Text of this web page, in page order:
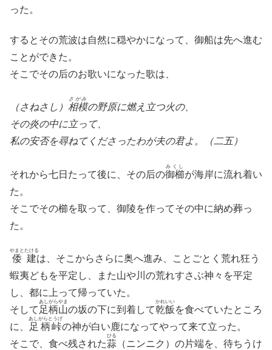
った。
するとその荒波は自然に穏やかになって、御船は先へ進む
ことができた。
そこでその后のお歌いになった歌は、
（さねさし） 相模
さがみ
の野原に燃え立つ火の、
その炎の中に立って、
私の安否を尋ねてくださったわが夫の君よ。（二五）
それから七日たって後に、その后の御櫛
みくし
が海岸に流れ着い
た。
そこでその櫛を取って、御陵を作ってその中に納め葬っ
た。
倭建
やまとたける
は、そこからさらに奥へ進み、ことごとく荒れ狂う
蝦夷どもを平定し、また山や川の荒れすさぶ神々を平定
し、都に上って帰っていた。
そして 足柄山
あしがらやま
の坂の下に到着して乾飯
かれいい
を食べていたところ
に、
足柄峠
あしがらとうげ
の神が白い鹿になってやって来て立った。
そこで、食べ残された蒜
ひる
（ニンニク）の片端を、待ちうけ